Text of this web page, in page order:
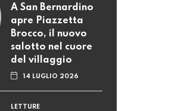
A San Bernardino
apre Piazzetta
Brocco, il nuovo
salotto nel cuore
del villaggio
14 LUGLIO 2026
LETTURE